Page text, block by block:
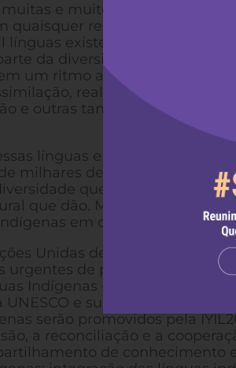
e muitos acharem que é
quaisquer restrições ou
línguas existentes, a maioria
da diversidade cultural do
um ritmo alarmante, já que
realocação forçada,
e outras tantas formas de
línguas e seus complexos
milhares de anos significaria
que elas
que dão. Mas mais
em questão.
Unidas decidiram dedicar
urgentes de preservação,
Indígenas – International
e suas parceiras e
serão promovidos pela
a reconciliação e a
de conhecimento